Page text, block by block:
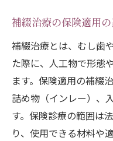
銀歯を避
保険で補綴を
補綴の保
補綴治療
補綴物の
保険補綴
補綴治療の保険適用
補綴治療とは、むし歯
た際に、人工物で形態
ます。保険適用の補綴
詰め物（インレー）、
す。保険診療の範囲は
り、使用できる材料や